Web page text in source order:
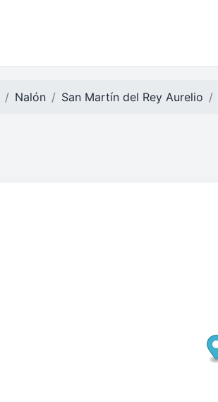
Nalón San Martín del Rey Aurelio